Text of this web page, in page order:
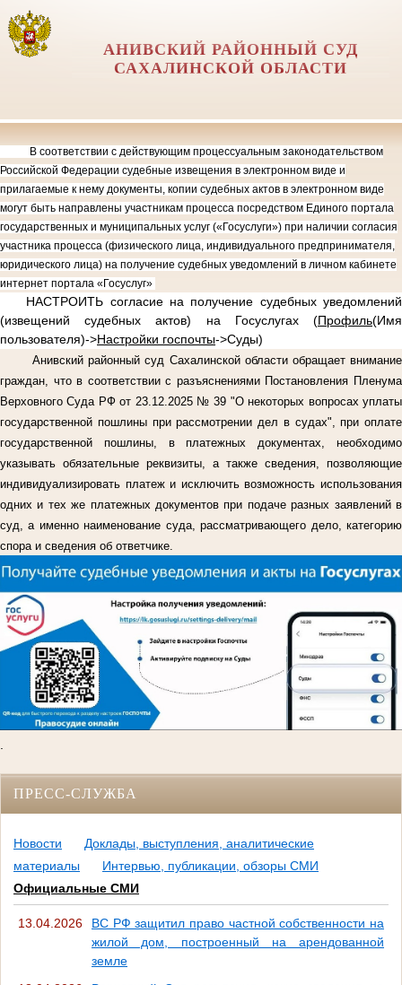
АНИВСКИЙ РАЙОННЫЙ СУД
САХАЛИНСКОЙ ОБЛАСТИ
В соответствии с действующим процессуальным законодательством
Российской Федерации судебные извещения в электронном виде и
прилагаемые к нему документы, копии судебных актов в электронном виде
могут быть направлены участникам процесса посредством Единого портала
государственных и муниципальных услуг («Госуслуги») при наличии согласия
участника процесса (физического лица, индивидуального предпринимателя,
юридического лица) на получение судебных уведомлений в личном кабинете
интернет портала «Госуслуг»
НАСТРОИТЬ согласие на получение судебных уведомлений
(извещений судебных актов) на Госуслугах (Профиль(Имя
пользователя)->Настройки госпочты->Суды)
Анивский районный суд Сахалинской области обращает внимание
граждан, что в соответствии с разъяснениями Постановления Пленума
Верховного Суда РФ от 23.12.2025 № 39 "О некоторых вопросах уплаты
государственной пошлины при рассмотрении дел в судах", при оплате
государственной пошлины, в платежных документах, необходимо
указывать обязательные реквизиты, а также сведения, позволяющие
индивидуализировать платеж и исключить возможность использования
одних и тех же платежных документов при подаче разных заявлений в
суд, а именно наименование суда, рассматривающего дело, категорию
спора и сведения об ответчике.
.
ПРЕСС-СЛУЖБА
Новости
Доклады, выступления, аналитические
материалы
Интервью, публикации, обзоры СМИ
Официальные СМИ
13.04.2026
ВС РФ защитил право частной собственности на
жилой дом, построенный на арендованной
земле